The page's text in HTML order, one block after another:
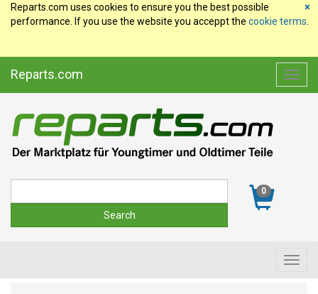
×
Reparts.com uses cookies to ensure you the best possible
performance. If you use the website you acceppt the cookie terms
Reparts.com
0